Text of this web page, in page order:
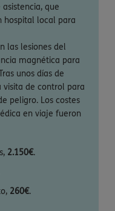
que
hospital local para
las lesiones del
magnética para
unos días de
visita de control para
peligro. Los costes
en viaje fueron
2.150€.
260€.